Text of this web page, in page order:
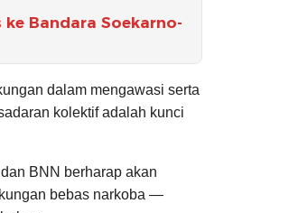
ke Bandara Soekarno-
dalam mengawasi serta
kolektif adalah kunci
BNN berharap akan
bebas narkoba —